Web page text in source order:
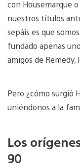
con Housemarque
nuestros títulos
sepáis es que
fundado apenas
amigos de Remedy,
Pero ¿cómo surgió
uniéndonos a la
Los
90